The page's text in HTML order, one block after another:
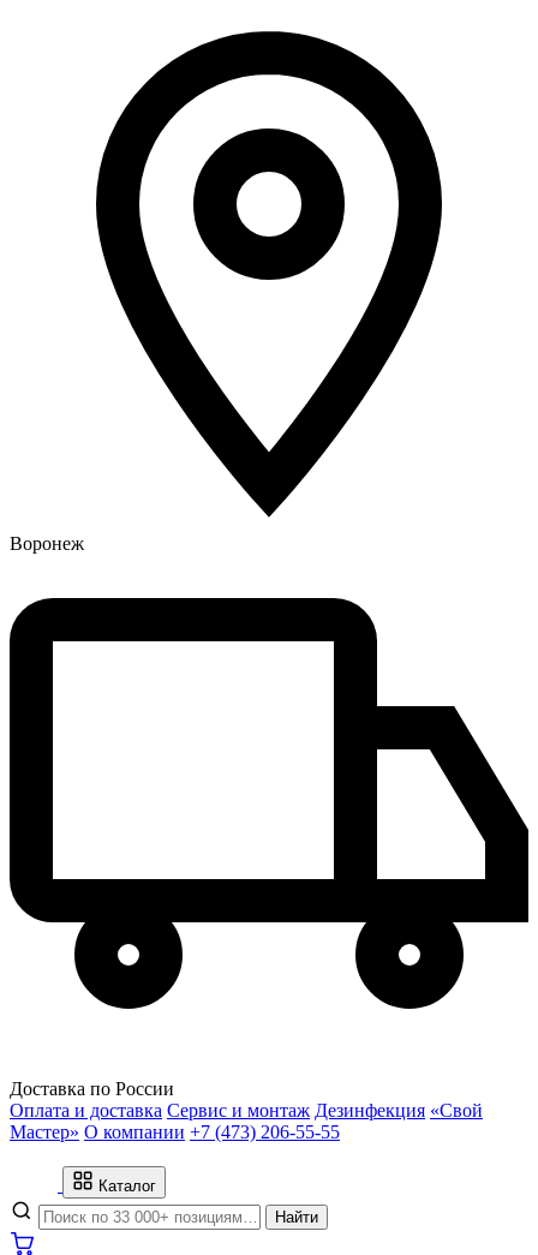
Воронеж
Доставка по России
Оплата и доставка Сервис и монтаж Дезинфекция «Свой
Мастер» О компании +7 (473) 206-55-55
Каталог
Найти